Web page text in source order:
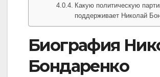
Какую политическую
поддерживает Николай
Биография
Бондаренко